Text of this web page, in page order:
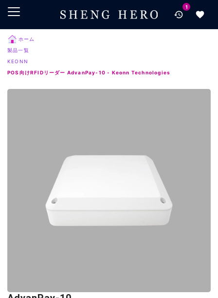
メインコンテンツにスキップ
検索にスキップ
フッターにスキップ
1
ホーム
製品一覧
KEONN
POS向けRFIDリーダー AdvanPay-10 - Keonn Technologies